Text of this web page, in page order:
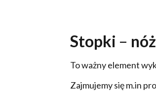
Stopki –
To ważny element
Zajmujemy się m.in